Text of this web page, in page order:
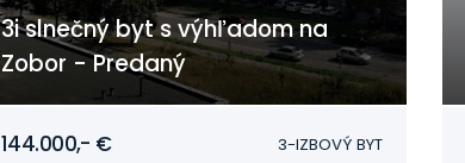
3i slnečný byt s výhľadom na
Zobor - Predaný
3-IZBOVÝ BYT
144.000,- €